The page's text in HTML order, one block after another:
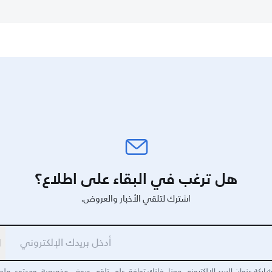
هل ترغب في البقاء على اطلاع؟
اشترك لتلقي الأخبار والعروض.